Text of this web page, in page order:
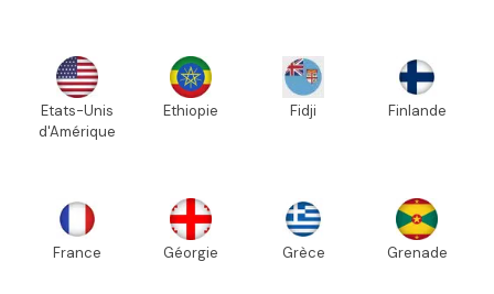
Etats-Unis
d'Amérique
Ethiopie Fidji Finlande
France Géorgie Grèce Grenade